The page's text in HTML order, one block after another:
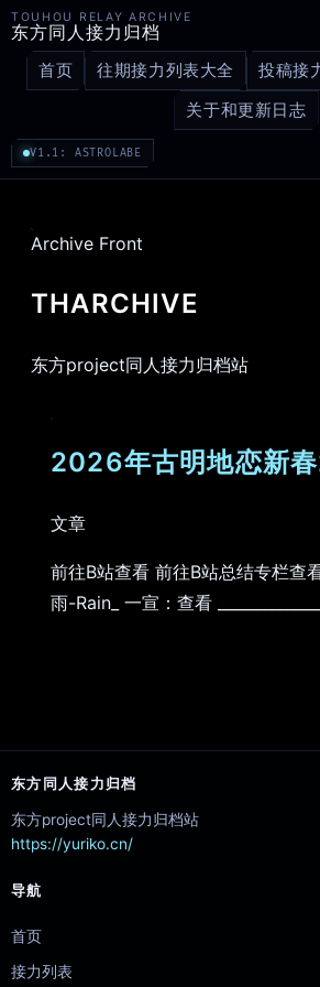
TOUHOU RELAY ARCHIVE
东方同人接力归档
首页 往期接力列表大全 投稿接
关于和更新日志
V1.1: ASTROLABE
Archive Front
THARCHIVE
东方project同人接力归档站
2026年古明地恋新
文章
前往B站查看 前往B站总结专栏查
雨-Rain_ 一宣：查看
东方同人接力归档
东方project同人接力归档站
https://yuriko.cn/
导航
首页
接力列表